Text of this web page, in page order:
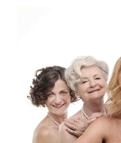
“Settembre
consecutivo. Il
giovani artisti della
volta. L’orchestra,
da un prestigioso